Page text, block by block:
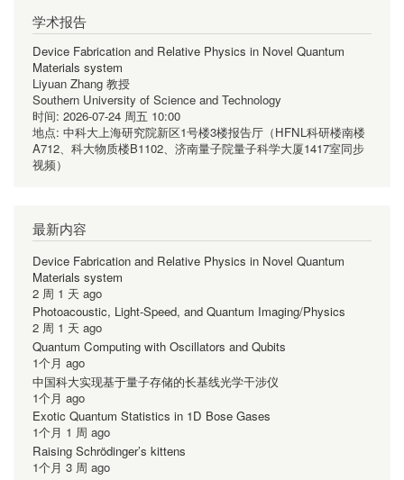
学术报告
Device Fabrication and Relative Physics in Novel Quantum
Materials system
Liyuan Zhang 教授
Southern University of Science and Technology
时间: 2026-07-24 周五 10:00
地点: 中科大上海研究院新区1号楼3楼报告厅（HFNL科研楼南楼
A712、科大物质楼B1102、济南量子院量子科学大厦1417室同步
视频）
最新内容
Device Fabrication and Relative Physics in Novel Quantum
Materials system
2 周 1 天 ago
Photoacoustic, Light-Speed, and Quantum Imaging/Physics
2 周 1 天 ago
Quantum Computing with Oscillators and Qubits
1个月 ago
中国科大实现基于量子存储的长基线光学干涉仪
1个月 ago
Exotic Quantum Statistics in 1D Bose Gases
1个月 1 周 ago
Raising Schrödinger’s kittens
1个月 3 周 ago